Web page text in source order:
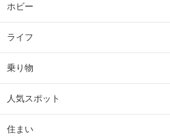
ホビー
ライフ
乗り物
人気スポット
住まい